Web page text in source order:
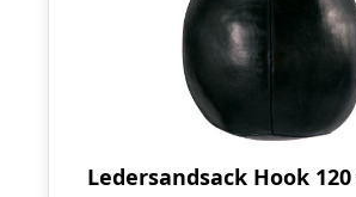
Ledersandsack Hook